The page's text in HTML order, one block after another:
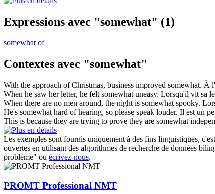
Expressions avec "somewhat" (1)
somewhat of
Contextes avec "somewhat"
With the approach of Christmas, business improved somewhat. À
When he saw her letter, he felt somewhat uneasy. Lorsqu'il vit sa
When there are no men around, the night is somewhat spooky.
He's somewhat hard of hearing, so please speak louder. Il est un
This is because they are trying to prove they are somewhat
Les exemples sont fournis uniquement à des fins linguistiques,
ouvertes en utilisant des algorithmes de recherche de données
problème" ou écrivez-nous.
PROMT Professional NMT